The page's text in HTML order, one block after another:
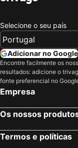
Selecione o seu país
Adicionar no Google
Encontre facilmente os
resultados: adicione o
fonte preferencial no
Empresa
Os nossos
Termos e políticas